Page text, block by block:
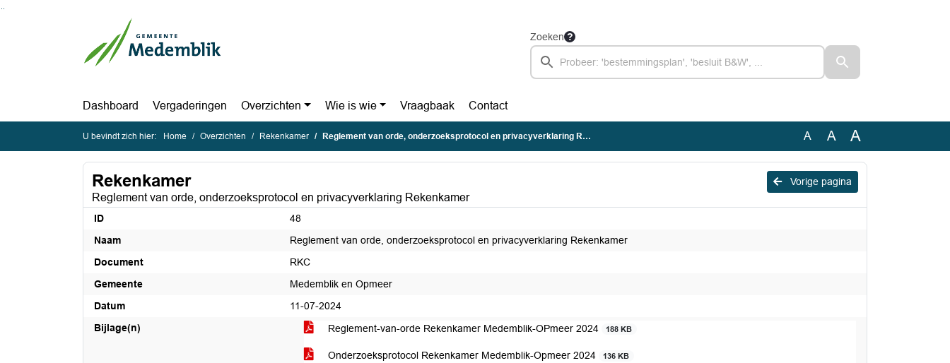
Ga naar de inhoud van deze pagina
Zoeken
Dashboard Vergaderingen Overzichten Wie is wie Vraagbaak Contact
U bevindt zich hier: Home Overzichten Rekenkamer Reglement van orde, onderzoeksprotocol en privacyverklaring Rekenkamer A A A
Vorige pagina
Rekenkamer
Reglement van orde, onderzoeksprotocol en privacyverklaring Rekenkamer
ID
48
Naam
Reglement van orde, onderzoeksprotocol en privacyverklaring Rekenkamer
Document
RKC
Gemeente
Medemblik en Opmeer
Datum
11-07-2024
Bijlage(n)
Reglement-van-orde Rekenkamer Medemblik-OPmeer 2024 188 KB
Onderzoeksprotocol Rekenkamer Medemblik-Opmeer 2024 136 KB